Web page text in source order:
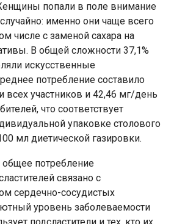
попали в поле внимание
именно они чаще всего
числе с заменой сахара на
В общей сложности 37,1%
искусственные
потребление составило
всех участников и 42,46 мг/день
что соответствует
упаковке столового
мл диетической газировки.
общее потребление
связано с
сердечно-сосудистых
уровень заболеваемости